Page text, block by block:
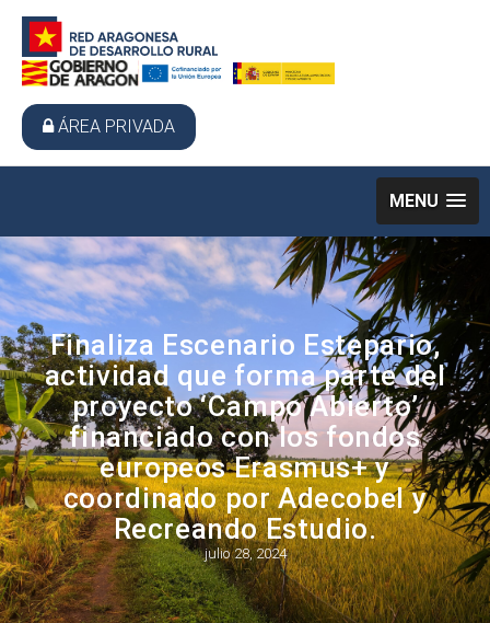
ÁREA PRIVADA
MENU
Finaliza Escenario Estepario,
actividad que forma parte del
proyecto ‘Campo Abierto’
financiado con los fondos
europeos Erasmus+ y
coordinado por Adecobel y
Recreando Estudio.
julio 28, 2024